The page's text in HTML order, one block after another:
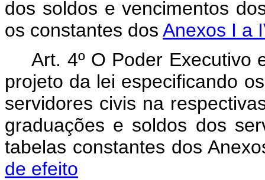
dos soldos e vencimentos
os constantes dos Anexos I a
Art. 4º O Poder Executivo
projeto da lei especificando
servidores civis na
graduações e soldos dos
tabelas constantes dos
de efeito